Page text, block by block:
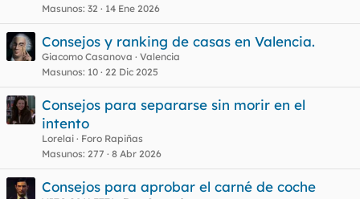
Masunos 32 14 Ene 2026
Consejos y ranking de casas en Valencia.
Giacomo Casanova
Valencia
Masunos 10 22 Dic 2025
Consejos para separarse sin morir en el
intento
Lorelai
Foro Rapiñas
Masunos 277 8 Abr 2026
Consejos para aprobar el carné de coche